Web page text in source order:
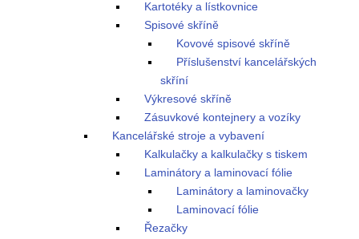
Kartotéky a lístkovnice
Spisové skříně
Kovové spisové skříně
Příslušenství kancelářských
skříní
Výkresové skříně
Zásuvkové kontejnery a vozíky
Kancelářské stroje a vybavení
Kalkulačky a kalkulačky s tiskem
Laminátory a laminovací fólie
Laminátory a laminovačky
Laminovací fólie
Řezačky